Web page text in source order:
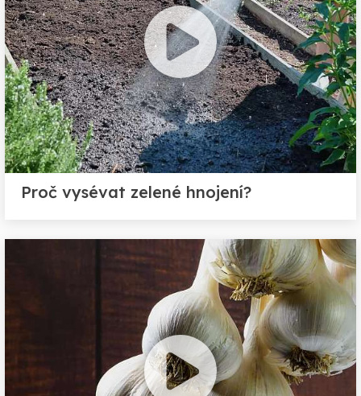
Proč vysévat zelené hnojení?